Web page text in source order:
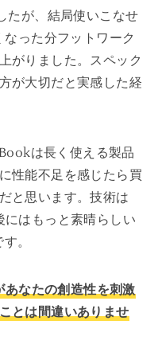
たが、結局使いこなせ
った分フットワーク
がりました。スペック
が大切だと実感した経
は長く使える製品
性能不足を感じたら買
と思います。技術は
にはもっと素晴らしい
。
なたの創造性を刺激
とは間違いありませ